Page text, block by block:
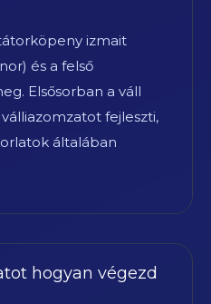
izmait
és a felső
Elsősorban a váll
fejleszti,
általában
hogyan végezd